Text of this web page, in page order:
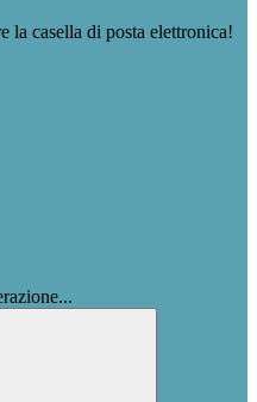
la casella di posta elettronica!